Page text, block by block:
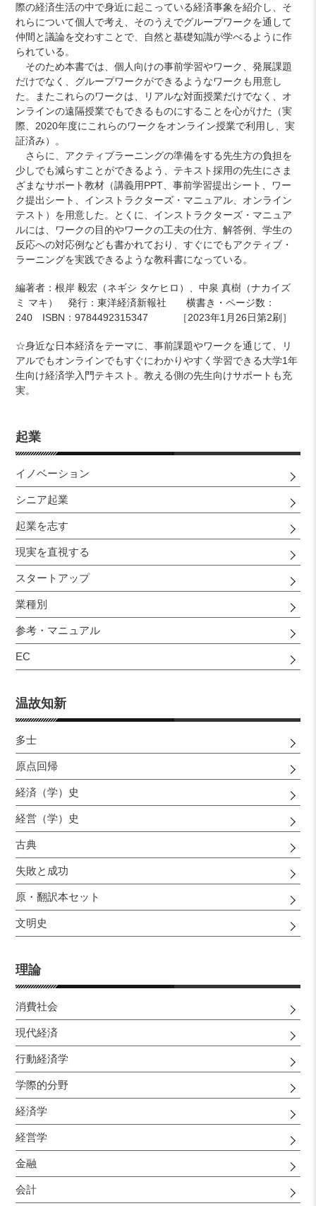
起業
イノベーション
シニア起業
起業を志す
現実を直視する
スタートアップ
業種別
参考・マニュアル
EC
温故知新
多士
原点回帰
経済（学）史
経営（学）史
古典
失敗と成功
原・翻訳本セット
文明史
理論
消費社会
現代経済
行動経済学
学際的分野
経済学
経営学
金融
会計
ト
に
商
品
追
加
す
る
際の経済生活の中で身近に起こっている経済事象を紹介し、そ
れらについて個人で考え、そのうえでグループワークを通して
仲間と議論を交わすことで、自然と基礎知識が学べるように作
られている。
そのため本書では、個人向けの事前学習やワーク、発展課題
だけでなく、グループワークができるようなワークも用意し
た。またこれらのワークは、リアルな対面授業だけでなく、オ
ンラインの遠隔授業でもできるものにすることを心がけた（実
際、2020年度にこれらのワークをオンライン授業で利用し、実
証済み）。
さらに、アクティブラーニングの準備をする先生方の負担を
少しでも減らすことができるよう、テキスト採用の先生にさま
ざまなサポート教材（講義用PPT、事前学習提出シート、ワー
ク提出シート、インストラクターズ・マニュアル、オンライン
テスト）を用意した。とくに、インストラクターズ・マニュア
ルには、ワークの目的やワークの工夫の仕方、解答例、学生の
反応への対応例なども書かれており、すぐにでもアクティブ・
ラーニングを実践できるような教科書になっている。
編著者：根岸 毅宏（ネギシ タケヒロ）、中泉 真樹（ナカイズ
ミ マキ） 発行：東洋経済新報社 横書き・ページ数：
240 ISBN：9784492315347 ［2023年1月26日第2刷］
☆身近な日本経済をテーマに、事前課題やワークを通じて、リ
アルでもオンラインでもすぐにわかりやすく学習できる大学1年
生向け経済学入門テキスト。教える側の先生向けサポートも充
実。